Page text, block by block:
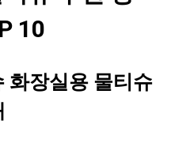
10
화장실용 물티슈